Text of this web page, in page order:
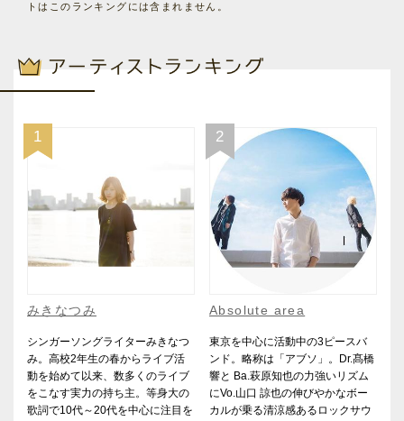
トはこのランキングには含まれません。
1
みきなつみ
シンガーソングライターみきなつ
み。高校2年生の春からライブ活
動を始めて以来、数多くのライブ
をこなす実力の持ち主。等身大の
歌詞で10代～20代を中心に注目を
2
Absolute area
東京を中心に活動中の3ピースバ
ンド。略称は「アブソ」。Dr.髙橋
響と Ba.萩原知也の力強いリズム
にVo.山口 諒也の伸びやかなボー
カルが乗る清涼感あるロックサウ